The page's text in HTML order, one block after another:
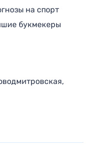
на спорт
букмекеры